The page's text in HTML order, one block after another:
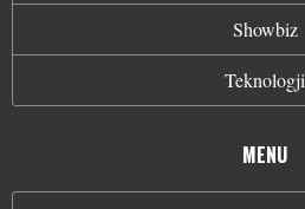
Showbiz
Teknologji
MENU